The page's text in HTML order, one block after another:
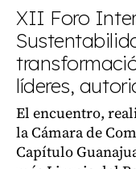
XII Foro
líderes,
El encuentro,
la Cámara de
Capítulo